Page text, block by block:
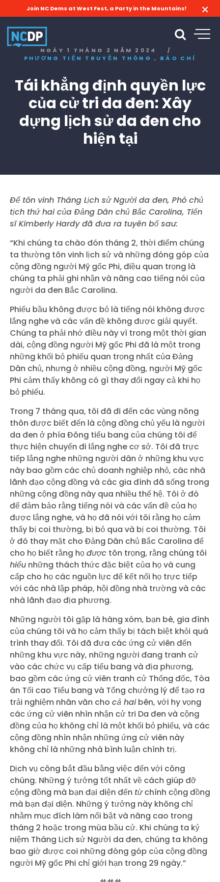
Join NC Dems at West Fest, a Party in the Mountains!
NGÀY 1 THÁNG 2 NĂM 2024
/
PHƯƠNG TIỆN TRUYỀN THÔNG , BÁO CHÍ
Tái khẳng định quyền lực
của cử tri da đen: Xây
dựng lịch sử da đen cho
hiện tại
Để tôn vinh Tháng Lịch sử Người da đen, Phó chủ
tịch thứ hai của Đảng Dân chủ Bắc Carolina, Tiến
sĩ Kimberly Hardy đã đưa ra tuyên bố sau:
“Khi chúng ta chào đón tháng 2, thời điểm chúng
ta thường tôn vinh lịch sử và những đóng góp của
cộng đồng người Mỹ gốc Phi, điều quan trọng là
chúng ta phải ghi nhận và nâng cao tiếng nói của
người da đen Bắc Carolina.
Phiếu bầu không được bỏ là tiếng nói không được
lắng nghe và các vấn đề không được giải quyết.
Chúng ta phải nhớ điều này vì trong một thời gian
dài, cộng đồng người Mỹ gốc Phi đã là một trong
những khối bỏ phiếu quan trọng nhất của Đảng
Dân chủ, nhưng ở nhiều cộng đồng, người Mỹ gốc
Phi cảm thấy không có gì thay đổi ngay cả khi họ
bỏ phiếu.
Trong 7 tháng qua, tôi đã đi đến các vùng nông
thôn được biết đến là cộng đồng chủ yếu là người
da đen ở phía Đông tiểu bang của chúng tôi để
thực hiện chuyến đi lắng nghe cơ sở. Tôi đã trực
tiếp lắng nghe những người dân ở những khu vực
này bao gồm các chủ doanh nghiệp nhỏ, các nhà
lãnh đạo cộng đồng và các gia đình đã sống trong
những cộng đồng này qua nhiều thế hệ. Tôi ở đó
để đảm bảo rằng tiếng nói và các vấn đề của họ
được lắng nghe, và họ đã nói với tôi rằng họ cảm
thấy bị coi thường, bị bỏ qua và bị coi thường. Tôi
ở đó thay mặt cho Đảng Dân chủ Bắc Carolina để
cho họ biết rằng họđược tôn trọng, rằng chúng tôi
hiểu những thách thức đặc biệt của họ và cung
cấp cho họ các nguồn lực để kết nối họ trực tiếp
với các nhà lập pháp, hội đồng nhà trường và các
nhà lãnh đạo địa phương.
Những người tôi gặp là hàng xóm, bạn bè, gia đình
của chúng tôi và họ cảm thấy bị tách biệt khỏi quá
trình thay đổi. Tôi đã đưa các ứng cử viên đến
những khu vực này, những người đang tranh cử
vào các chức vụ cấp tiểu bang và địa phương,
bao gồm các ứng cử viên tranh cử Thống đốc, Tòa
án Tối cao Tiểu bang và Tổng chưởng lý để tạo ra
trải nghiệm nhân văn cho cả haibên, với hy vọng
các ứng cử viên nhìn nhận cử tri Da đen và cộng
đồng của họ không chỉ là một khối bỏ phiếu, và các
cộng đồng nhìn nhận những ứng cử viên này
không chỉ là những nhà bình luận chính trị.
Dịch vụ công bắt đầu bằng việc đến với công
chúng. Những ý tưởng tốt nhất về cách giúp đỡ
cộng đồng mà bạn đại diện đến từchính cộng đồng
mà bạn đại diện. Những ý tưởng này không chỉ
nhằm mục đích làm nổi bật và nâng cao trong
tháng 2 hoặc trong mùa bầu cử. Khi chúng ta kỷ
niệm Tháng Lịch sử Người da đen, chúng ta không
bao giờ được coi những đóng góp của cộng đồng
người Mỹ gốc Phi chỉ giới hạn trong 29 ngày.”